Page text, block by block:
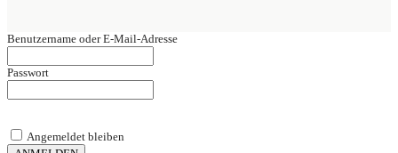
Benutzername oder E-Mail-Adresse
Passwort
Angemeldet bleiben